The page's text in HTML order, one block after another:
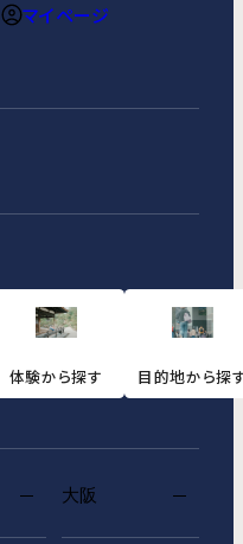
マイページ
体験から探す 目的地から探
大阪